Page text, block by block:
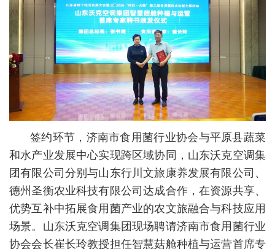
签约环节，济南市食用菌行业协会与平原县蔬菜
和水产业发展中心实现跨区域协同，山东沃克空调集
团有限公司分别与山东行川文旅康养发展有限公司、
德州圣衡农业科技有限公司达成合作，在资源共享、
优势互补中拓展食用菌产业的农文旅融合与科技应用
场景。山东沃克空调集团现场聘请济南市食用菌行业
协会会长崔长玲教授担任智慧菇舱种植与运营首席专